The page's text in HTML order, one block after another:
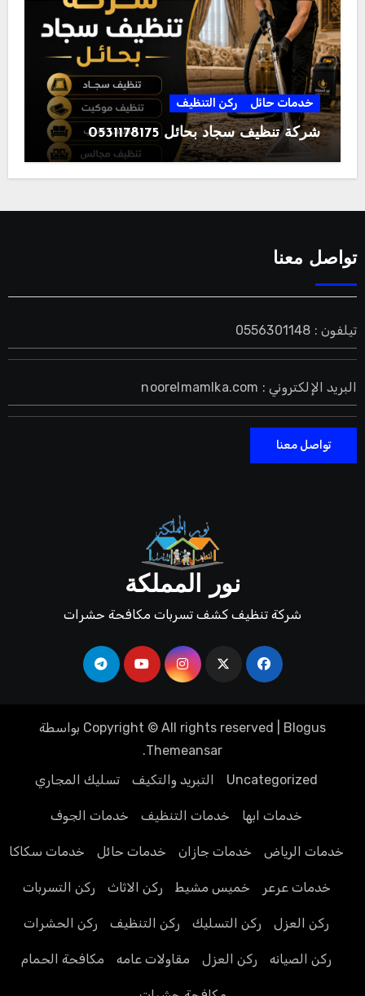
خدمات حائل ركن التنظيف
شركة تنظيف سجاد بحائل 0531178175
تواصل معنا
تيلفون : 0556301148
البريد الإلكتروني : noorelmamlka.com
تواصل معنا
نور المملكة
شركة تنظيف كشف تسربات مكافحة حشرات
Copyright © All rights reserved Blogus
بواسطة
Themeansar
.
Uncategorized
التبريد والتكيف تسليك المجاري
خدمات ابها خدمات التنظيف خدمات الجوف
خدمات الرياض خدمات جازان خدمات حائل خدمات سكاكا
خدمات عرعر خميس مشيط ركن الاثاث ركن التسربات
ركن العزل ركن التسليك ركن التنظيف ركن الحشرات
ركن الصيانه ركن العزل مقاولات عامه مكافحة الحمام